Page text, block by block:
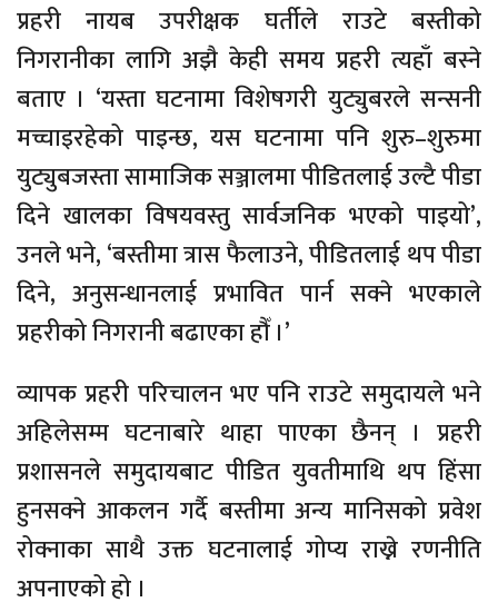
प्रहरी नायब उपरीक्षक घर्तीले राउटे बस्तीको
निगरानीका लागि अझै केही समय प्रहरी त्यहाँ बस्ने
बताए । ‘यस्ता घटनामा विशेषगरी युट्युबरले सन्सनी
मच्चाइरहेको पाइन्छ, यस घटनामा पनि शुरु–शुरुमा
युट्युबजस्ता सामाजिक सञ्जालमा पीडितलाई उल्टै पीडा
दिने खालका विषयवस्तु सार्वजनिक भएको पाइयो’,
उनले भने, ‘बस्तीमा त्रास फैलाउने, पीडितलाई थप पीडा
दिने, अनुसन्धानलाई प्रभावित पार्न सक्ने भएकाले
प्रहरीको निगरानी बढाएका हौँ ।’
व्यापक प्रहरी परिचालन भए पनि राउटे समुदायले भने
अहिलेसम्म घटनाबारे थाहा पाएका छैनन् । प्रहरी
प्रशासनले समुदायबाट पीडित युवतीमाथि थप हिंसा
हुनसक्ने आकलन गर्दै बस्तीमा अन्य मानिसको प्रवेश
रोक्नाका साथै उक्त घटनालाई गोप्य राख्ने रणनीति
अपनाएको हो ।